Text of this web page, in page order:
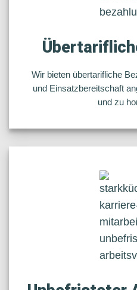
Wir bieten übertarifliche
und Einsatzbereitschaft
und zu